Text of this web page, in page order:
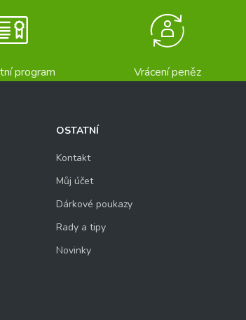
program Vrácení peněz
OSTATNÍ
Kontakt
Můj účet
Dárkové poukazy
Rady a tipy
Novinky